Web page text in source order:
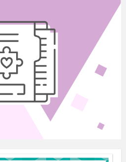
інтернет; повідомлення на
літературне
пошукова діяльність, бесіди з
цієї теми.
пізнавальна значущість